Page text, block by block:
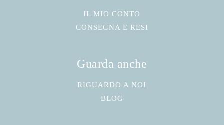
IL MIO CONTO
CONSEGNA E RESI
Guarda anche
RIGUARDO A NOI
BLOG